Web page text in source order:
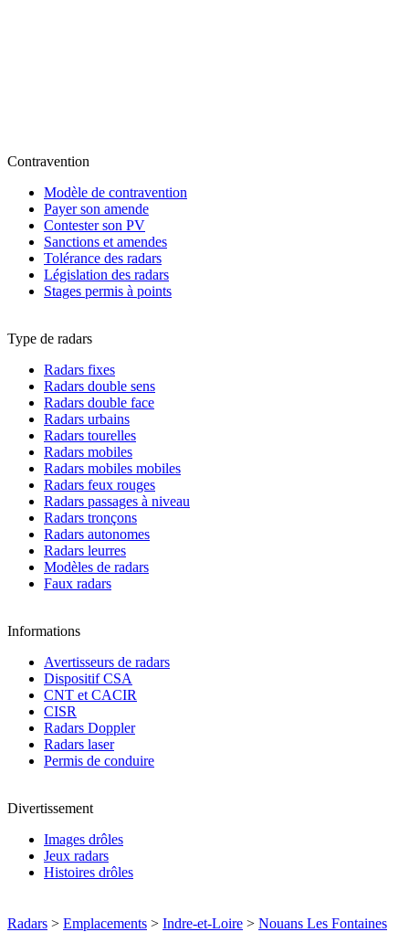
Contravention
Modèle de contravention
Payer son amende
Contester son PV
Sanctions et amendes
Tolérance des radars
Législation des radars
Stages permis à points
Type de radars
Radars fixes
Radars double sens
Radars double face
Radars urbains
Radars tourelles
Radars mobiles
Radars mobiles mobiles
Radars feux rouges
Radars passages à niveau
Radars tronçons
Radars autonomes
Radars leurres
Modèles de radars
Faux radars
Informations
Avertisseurs de radars
Dispositif CSA
CNT et CACIR
CISR
Radars Doppler
Radars laser
Permis de conduire
Divertissement
Images drôles
Jeux radars
Histoires drôles
Radars > Emplacements > Indre-et-Loire > Nouans Les Fontaines